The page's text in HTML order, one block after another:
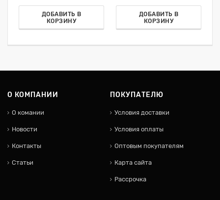
ДОБАВИТЬ В
КОРЗИНУ
ДОБАВИТЬ В
КОРЗИНУ
О КОМПАНИИ
О комании
Новости
Контакты
Статьи
ПОКУПАТЕЛЮ
Условия доставки
Условия оплаты
Оптовым покупателям
Карта сайта
Рассрочка